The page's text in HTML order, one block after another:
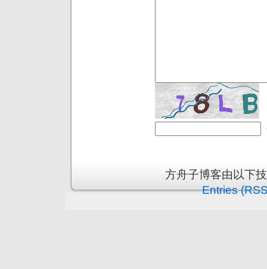
方舟子博客由以下
Entries